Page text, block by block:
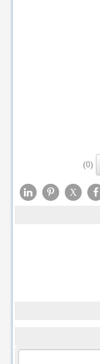
(0)
X